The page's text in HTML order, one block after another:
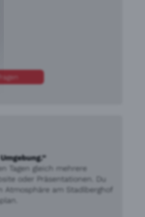
Tagen gleich mehrere
oder Präsentationen. Du
am Stadlberghof